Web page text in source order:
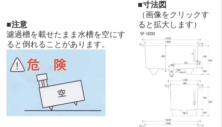
■注意
濾過槽を載せたまま水槽を空にす
ると倒れることがあります。
■寸法図
（画像をクリックす
ると拡大します）